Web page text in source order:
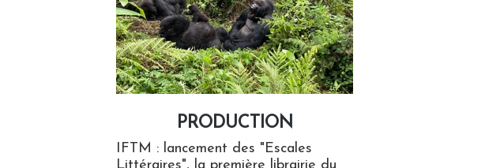
PRODUCTION
IFTM : lancement des "Escales